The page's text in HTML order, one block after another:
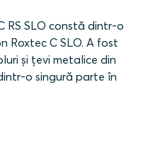
RS SLO constă dintr-o
Roxtec C SLO. A fost
și țevi metalice din
o singură parte în